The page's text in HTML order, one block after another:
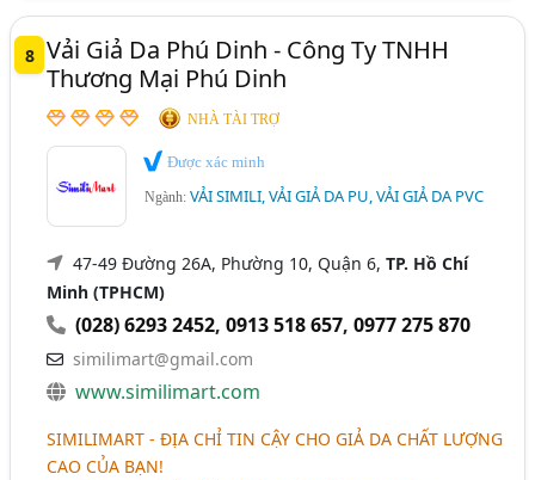
8 Vải Giả Da Phú Dinh - Công Ty TNHH
Thương Mại Phú Dinh
NHÀ TÀI TRỢ
Được xác minh
Ngành:VẢI SIMILI, VẢI GIẢ DA PU, VẢI GIẢ DA PVC
47-49 Đường 26A, Phường 10, Quận 6,TP. Hồ Chí
Minh (TPHCM)
(028) 6293 2452,0913 518 657,0977 275 870
similimart@gmail.com
www.similimart.com
SIMILIMART - ĐỊA CHỈ TIN CẬY CHO GIẢ DA CHẤT LƯỢNG
CAO CỦA BẠN!